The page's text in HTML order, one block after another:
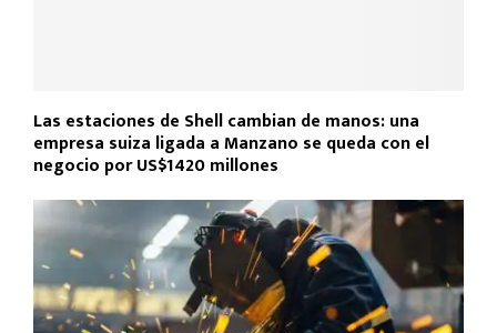
Las estaciones de Shell cambian de manos: una
empresa suiza ligada a Manzano se queda con el
negocio por US$1420 millones